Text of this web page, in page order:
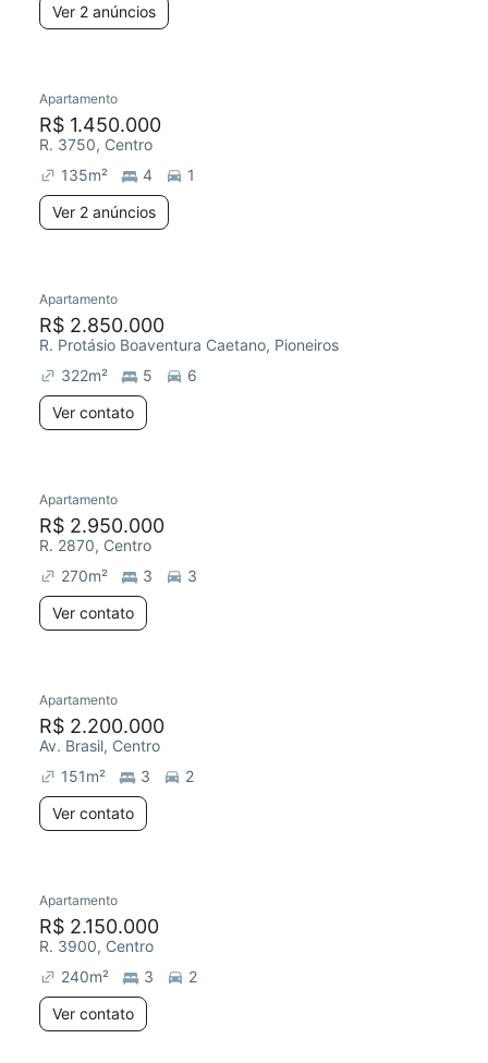
Ver 2 anúncios
Redecorar
Apartamento
R$ 1.450.000
R. 3750, Centro
135m² 4
1
Ver 2 anúncios
Chegou este mês
Apartamento
R$ 2.850.000
R. Protásio Boaventura Caetano, Pioneiros
322m² 5
6
Ver contato
Redecorar
Apartamento
R$ 2.950.000
R. 2870, Centro
270m² 3
3
Ver contato
Apartamento
R$ 2.200.000
Av. Brasil, Centro
151m² 3
2
Ver contato
Redecorar
Apartamento
R$ 2.150.000
R. 3900, Centro
240m² 3
2
Ver contato